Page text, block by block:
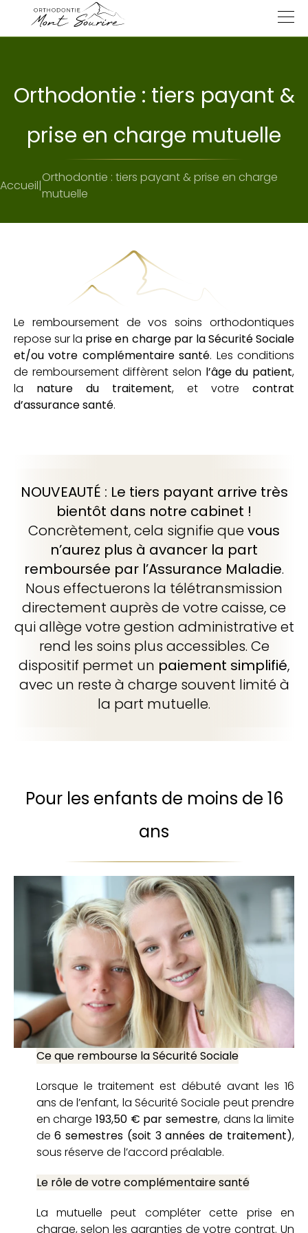
content
Traitements
Pathologies
Conseils
Contact
67 Boulevard Denfert Rochereau,
Orthodontie : tiers payant &
prise en charge mutuelle
Accueil|
Orthodontie : tiers payant & prise en charge
mutuelle
Le remboursement de vos soins orthodontiques
repose sur la prise en charge par la Sécurité Sociale
et/ou votre complémentaire santé. Les conditions
de remboursement diffèrent selon l’âge du patient,
la nature du traitement, et votre contrat
d’assurance santé.
NOUVEAUTÉ : Le tiers payant arrive très
bientôt dans notre cabinet !
Concrètement, cela signifie quevous
n’aurez plus à avancer la part
remboursée par l’Assurance Maladie.
Nous effectuerons la télétransmission
directement auprès de votre caisse, ce
qui allège votre gestion administrative et
rend les soins plus accessibles. Ce
dispositif permet un paiement simplifié,
avec un reste à charge souvent limité à
la part mutuelle.
Pour les enfants de moins de 16
ans
Ce que rembourse la Sécurité Sociale
Lorsque le traitement est débuté avant les 16
ans de l’enfant, la Sécurité Sociale peut prendre
en charge 193,50 € par semestre, dans la limite
de6 semestres (soit 3 années de traitement),
sous réserve de l’accord préalable.
Le rôle de votre complémentaire santé
La mutuelle peut compléter cette prise en
charge, selon les garanties de votre contrat. Un